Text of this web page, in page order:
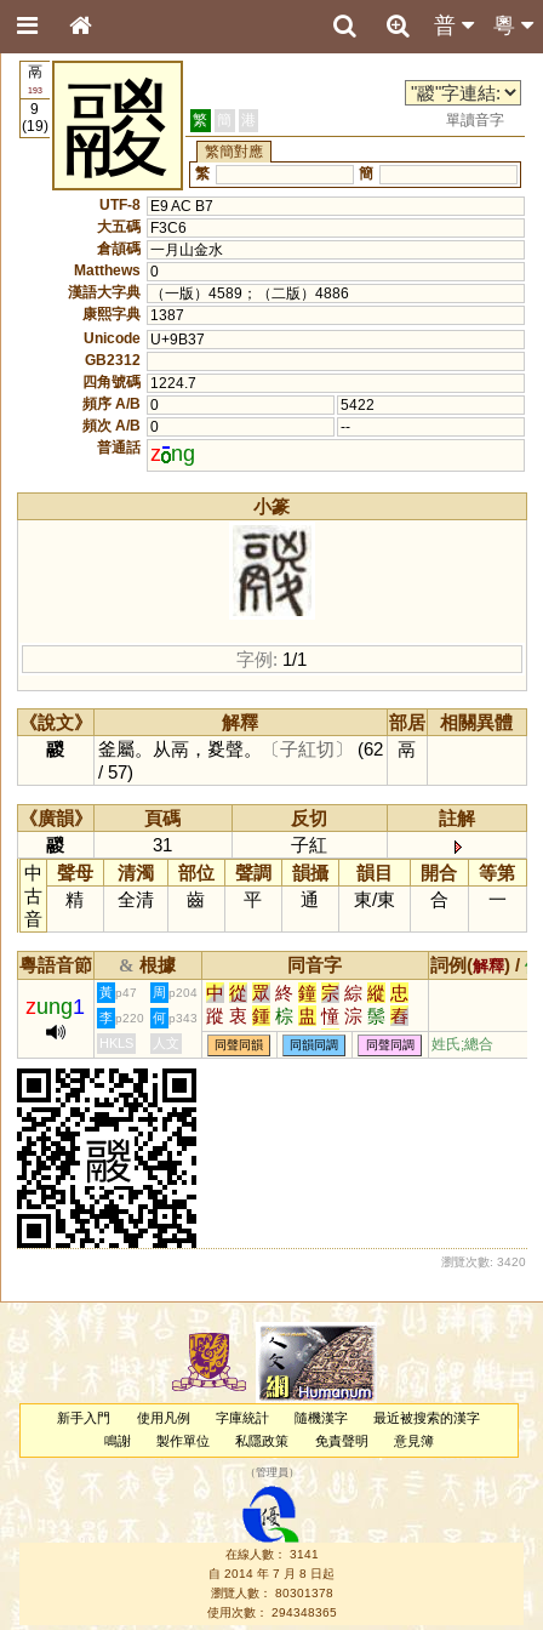
粵
普
鬲
193
9
(19)
鬷 繁 簡 港
單讀音字
繁簡對應
繁
簡
UTF-8
E9 AC B7
大五碼
F3C6
倉頡碼 一月山金水
Matthews
0
漢語大字典
（一版）4589；（二版）4886
康熙字典
1387
Unicode
U+9B37
GB2312
四角號碼
1224.7
頻序 A/B
0
5422
頻次 A/B
0
--
普通話 z ng
小篆
字例: 1/1
《說文》 解釋 部居
相關異體
鬷
釜屬。从鬲，㚇聲。 〔子紅切〕
(62
/ 57)
鬲
《廣韻》 頁碼 反切
註解
鬷
31
子紅
中
古
音
聲母 清濁 部位 聲調 韻攝 韻目 開合
等第
精
全清 齒 平 通 東/東 合 一
粵語音節 & 根據 同音字 詞例(解釋) /
zung1
黃 p47 周 p204 中 從 眾 終 鐘 宗 綜 縱 忠
蹤 衷 鍾 棕 盅 憧 淙 鬃 舂
忪 螽 舯 猣 稯 憃 蔠 豵 騣
樅 柊 繌 鼨 炂 翪 熧 蹖 蝩
李 p220 何 p343
HKLS 人文 同聲同韻 同韻同調 同聲同調 姓氏;總合
瀏覽次數: 3420
新手入門 使用凡例 字庫統計 隨機漢字
最近被搜索的漢字
鳴謝
製作單位 私隱政策 免責聲明 意見簿
（管理員 ）
在線人數： 3141
自 2014 年 7 月 8 日起
瀏覽人數： 80301378
使用次數： 294348365